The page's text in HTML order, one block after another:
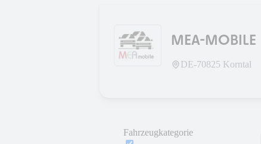
MEA-MOBILE
DE-70825 Korntal
Fahrzeugkategorie